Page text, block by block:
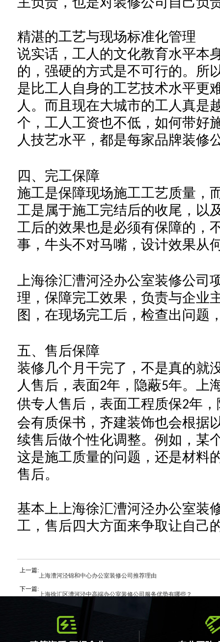
精湛的工艺与现场标准化管理
说实话 ， 工人 的文化教育水平本
的，强硬的方式是不可行的。所
是比工人自身的工艺技术水平更
人 。 而且现在大城市的工人真是
个，工人工资也不低， 如何带好
人技艺水平，都是每家品牌装修
四、 完工保障
施工是保障现场施工工艺质量，
工是属于施工完结后的收尾，以
工后的效果也是必须有保障的，
事，牛头不对马嘴 ，设计效果从
上海徐汇漕河泾办公室装修公
理，保障完工效果，负责与企业
图，在现场完工后，检查出问题
五、 售后保障
装修几个月干完了，不是真的就
人售后，表面2年，隐蔽5年。上
供专人售后，表面工程质保2年，
会有质保书， 齐建装饰也会根据
续售后做个性化调整。例如， 某
这是施工质量的问题， 还是材料
售后。
基本上 上海徐汇漕河泾办公室装
工，售后四大方面来争取让自己
上一篇:上海漕河泾锦和中心办公室装修公司推荐理由
下一篇:上海徐汇区漕河泾中高端办公室装修公司服务优势有哪些？